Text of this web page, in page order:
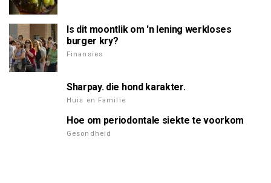
Is dit moontlik om 'n lening werkloses
burger kry?
Finansies
Sharpay. die hond karakter.
Huis en Familie
Hoe om periodontale siekte te voorkom
Gesondheid